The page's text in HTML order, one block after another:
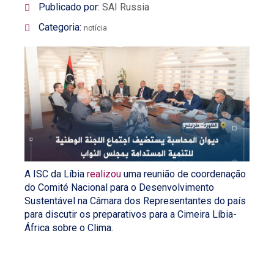
Publicado por: SAI Russia
Categoria: notícia
A ISC da Líbia realizou uma reunião de coordenação
do Comité Nacional para o Desenvolvimento
Sustentável na Câmara dos Representantes do país
para discutir os preparativos para a Cimeira Líbia-
África sobre o Clima.